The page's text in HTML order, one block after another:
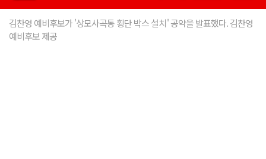
김찬영 예비후보가 '상모사곡동 횡단 박스 설치' 공약을 발표했다. 김찬영
예비후보 제공